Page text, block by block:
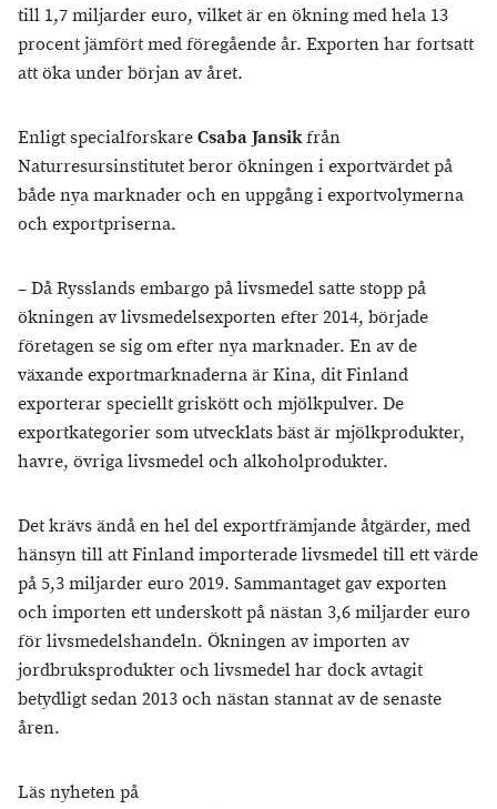
till 1,7 miljarder euro, vilket är en ökning med hela 13
procent jämfört med föregående år. Exporten har fortsatt
att öka under början av året.
Enligt specialforskareCsaba Jansikfrån
Naturresursinstitutet beror ökningen i exportvärdet på
både nya marknader och en uppgång i exportvolymerna
och exportpriserna.
– Då Rysslands embargo på livsmedel satte stopp på
ökningen av livsmedelsexporten efter 2014, började
företagen se sig om efter nya marknader. En av de
växande exportmarknaderna är Kina, dit Finland
exporterar speciellt griskött och mjölkpulver. De
exportkategorier som utvecklats bäst är mjölkprodukter,
havre, övriga livsmedel och alkoholprodukter.
Det krävs ändå en hel del exportfrämjande åtgärder, med
hänsyn till att Finland importerade livsmedel till ett värde
på 5,3 miljarder euro 2019. Sammantaget gav exporten
och importen ett underskott på nästan 3,6 miljarder euro
för livsmedelshandeln. Ökningen av importen av
jordbruksprodukter och livsmedel har dock avtagit
betydligt sedan 2013 och nästan stannat av de senaste
åren.
Läs nyheten på